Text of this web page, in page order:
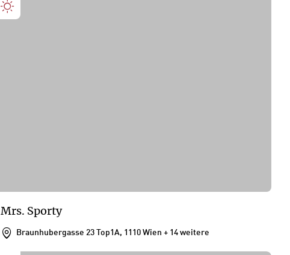
Mrs. Sporty
Braunhubergasse 23 Top1A, 1110 Wien + 14 weitere